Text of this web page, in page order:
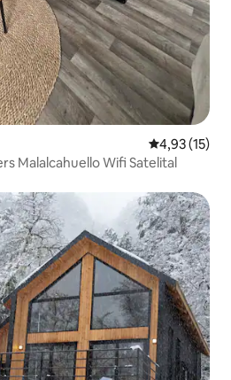
Prosječna
4,93 (15)
Malalcahuello Wifi Satelital